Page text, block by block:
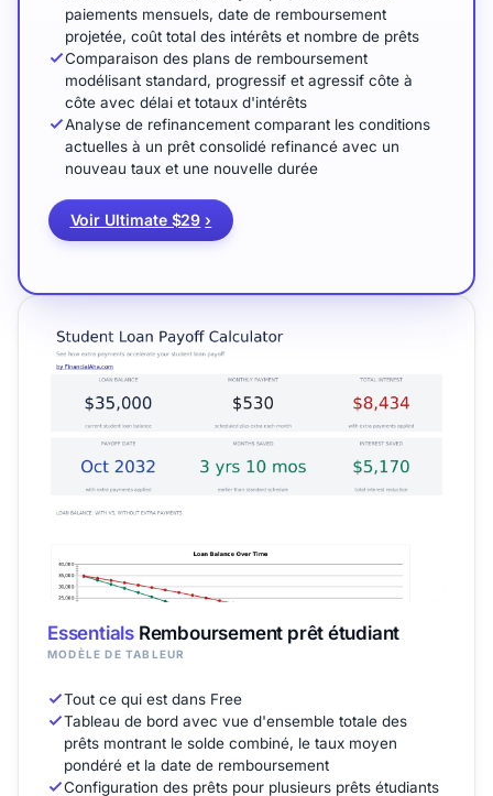
EssentialsRemboursement prêt étudiant
MODÈLE DE TABLEUR
Tout ce qui est dans Free
Tableau de bord avec vue d'ensemble totale des
prêts montrant le solde combiné, le taux moyen
pondéré et la date de remboursement
Configuration des prêts pour plusieurs prêts étudiants
paiements mensuels, date de remboursement
projetée, coût total des intérêts et nombre de prêts
Comparaison des plans de remboursement
modélisant standard, progressif et agressif côte à
côte avec délai et totaux d'intérêts
Analyse de refinancement comparant les conditions
actuelles à un prêt consolidé refinancé avec un
nouveau taux et une nouvelle durée
Voir Ultimate $29 ›